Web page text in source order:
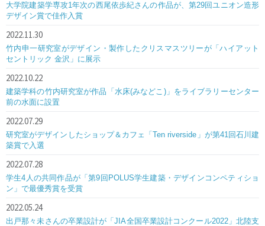
大学院建築学専攻1年次の西尾依歩紀さんの作品が、第29回ユニオン造形
デザイン賞で佳作入賞
2022.11.30
竹内申一研究室がデザイン・製作したクリスマスツリーが「ハイアット
セントリック 金沢」に展示
2022.10.22
建築学科の竹内研究室が作品「水床(みなどこ)」をライブラリーセンター
前の水面に設置
2022.07.29
研究室がデザインしたショップ＆カフェ「Ten riverside」が第41回石川建
築賞で入選
2022.07.28
学生4人の共同作品が「第9回POLUS学生建築・デザインコンペティショ
ン」で最優秀賞を受賞
2022.05.24
出戸那々未さんの卒業設計が「JIA全国卒業設計コンクール2022」北陸支